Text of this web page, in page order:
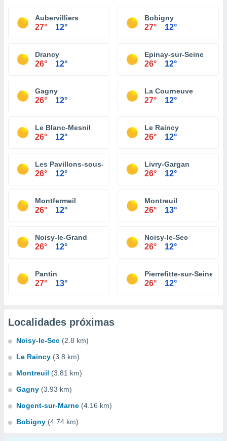
Aubervilliers
27° 12°
Bobigny
27° 12°
Drancy
26° 12°
Epinay-sur-Seine
26° 12°
Gagny
26° 12°
La Courneuve
27° 12°
Le Blanc-Mesnil
26° 12°
Le Raincy
26° 12°
Les Pavillons-sous-Bois
26° 12°
Livry-Gargan
26° 12°
Montfermeil
26° 12°
Montreuil
26° 13°
Noisy-le-Grand
26° 12°
Noisy-le-Sec
26° 12°
Pantin
27° 13°
Pierrefitte-sur-Seine
26° 12°
Localidades próximas
Noisy-le-Sec (2.8 km)
Le Raincy (3.8 km)
Montreuil (3.81 km)
Gagny (3.93 km)
Nogent-sur-Marne (4.16 km)
Bobigny (4.74 km)